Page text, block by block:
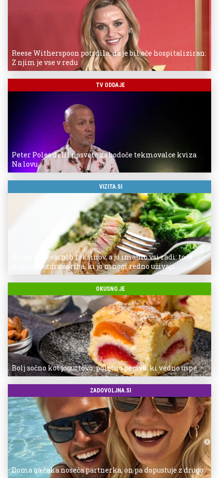
Reese Witherspoon potrdila, da je bil oče hospitaliziran:
Z njim je vse v redu
TV ODDAJE
Peter Poles delil nasvete za bodoče tekmovalce kviza
Na lovu
VIZITA.SI
Polna je nevarnih toksinov, a jo imamo vsi radi: to je
najbolj nezdrava riba, ki jo mnogi redno uživajo
OKUSNO.JE
Bolj sočno kot jogurtovo: poletno pecivo, ki vedno uspe
ZADOVOLJNA.SI
Doma ga čaka noseča partnerka, on pa dopustuje z drugo